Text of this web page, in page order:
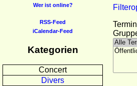
Wer ist online?
RSS-Feed
iCalendar-Feed
Kategorien
Concert
Divers